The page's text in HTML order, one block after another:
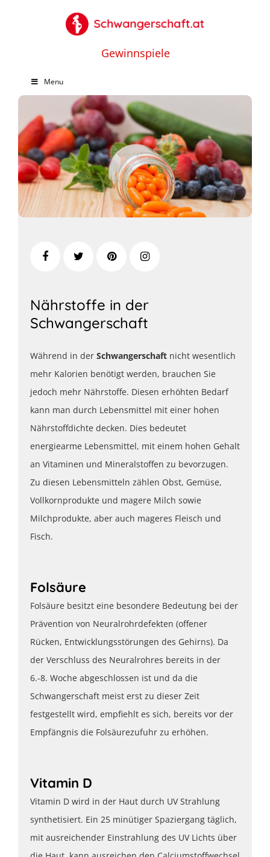
Gewinnspiele
Menu
Nährstoffe in der
Schwangerschaft
Während in der Schwangerschaft nicht wesentlich
mehr Kalorien benötigt werden, brauchen Sie
jedoch mehr Nährstoffe. Diesen erhöhten Bedarf
kann man durch Lebensmittel mit einer hohen
Nährstoffdichte decken. Dies bedeutet
energiearme Lebensmittel, mit einem hohen Gehalt
an Vitaminen und Mineralstoffen zu bevorzugen.
Zu diesen Lebensmitteln zählen Obst, Gemüse,
Vollkornprodukte und magere Milch sowie
Milchprodukte, aber auch mageres Fleisch und
Fisch.
Folsäure
Folsäure besitzt eine besondere Bedeutung bei der
Prävention von Neuralrohrdefekten (offener
Rücken, Entwicklungsstörungen des Gehirns). Da
der Verschluss des Neuralrohres bereits in der
6.-8. Woche abgeschlossen ist und da die
Schwangerschaft meist erst zu dieser Zeit
festgestellt wird, empfiehlt es sich, bereits vor der
Empfängnis die Folsäurezufuhr zu erhöhen.
Vitamin D
Vitamin D wird in der Haut durch UV Strahlung
synthetisiert. Ein 25 minütiger Spaziergang täglich,
mit ausreichender Einstrahlung des UV Lichts über